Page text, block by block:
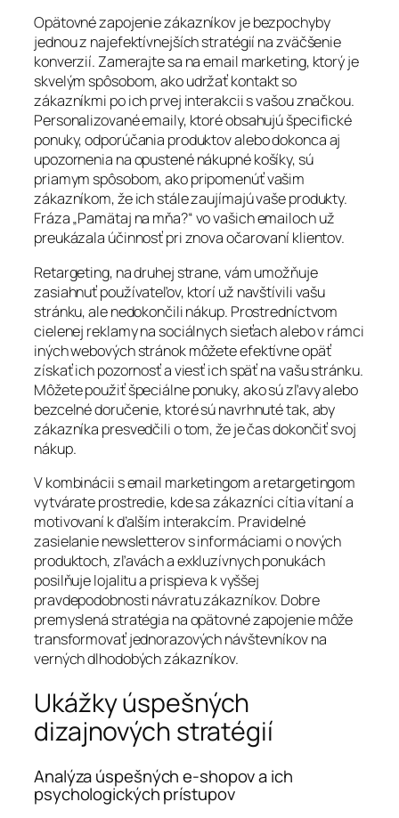
Opätovné zapojenie zákazníkov je bezpochyby
jednou z najefektívnejších stratégií na zväčšenie
konverzií. Zamerajte sa na email marketing, ktorý je
skvelým spôsobom, ako udržať kontakt so
zákazníkmi po ich prvej interakcii s vašou značkou.
Personalizované emaily, ktoré obsahujú špecifické
ponuky, odporúčania produktov alebo dokonca aj
upozornenia na opustené nákupné košíky, sú
priamym spôsobom, ako pripomenúť vašim
zákazníkom, že ich stále zaujímajú vaše produkty.
Fráza „Pamätaj na mňa?“ vo vašich emailoch už
preukázala účinnosť pri znova očarovaní klientov.
Retargeting, na druhej strane, vám umožňuje
zasiahnuť používateľov, ktorí už navštívili vašu
stránku, ale nedokončili nákup. Prostredníctvom
cielenej reklamy na sociálnych sieťach alebo v rámci
iných webových stránok môžete efektívne opäť
získať ich pozornosť a viesť ich späť na vašu stránku.
Môžete použiť špeciálne ponuky, ako sú zľavy alebo
bezcelné doručenie, ktoré sú navrhnuté tak, aby
zákazníka presvedčili o tom, že je čas dokončiť svoj
nákup.
V kombinácii s email marketingom a retargetingom
vytvárate prostredie, kde sa zákazníci cítia vítaní a
motivovaní k ďalším interakcím. Pravidelné
zasielanie newsletterov s informáciami o nových
produktoch, zľavách a exkluzívnych ponukách
posilňuje lojalitu a prispieva k vyššej
pravdepodobnosti návratu zákazníkov. Dobre
premyslená stratégia na opätovné zapojenie môže
transformovať jednorazových návštevníkov na
verných dlhodobých zákazníkov.
Ukážky úspešných
dizajnových stratégií
Analýza úspešných e-shopov a ich
psychologických prístupov